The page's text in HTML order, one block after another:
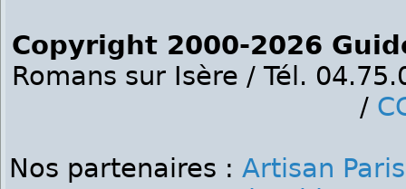
Copyright 2000-2026
Romans sur Isère / Tél.
/
Nos partenaires : Artisan Paris